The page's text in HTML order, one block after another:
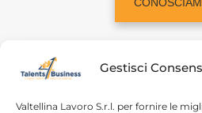
Gestisci
Valtellina Lavoro S.r.l. per fornire le